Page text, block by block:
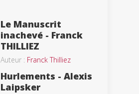
Le Manuscrit
inachevé - Franck
THILLIEZ
Auteur : Franck Thilliez
Hurlements - Alexis
Laipsker